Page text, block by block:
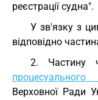
реєстрації судна".
У зв'язку з
відповідно
2. Частину
Верховної Ради